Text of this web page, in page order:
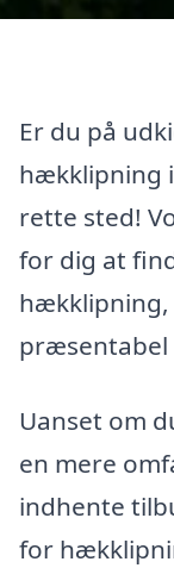
Er du på
hækklipning
rette sted!
for dig at
hækklipning,
præsentabel
Uanset om
en mere
indhente
for